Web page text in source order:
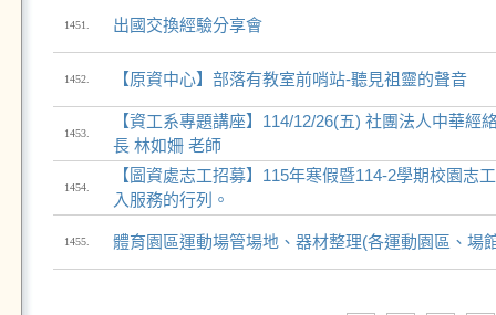
1451. 出國交換經驗分享會
1452. 【原資中心】部落有教室前哨站-聽見祖靈的聲音
1453.
【資工系專題講座】114/12/26(五) 社團法人中華經
長 林如姍 老師
1454.
【圖資處志工招募】115年寒假暨114-2學期校園志
入服務的行列。
1455. 體育園區運動場管場地、器材整理(各運動園區、場